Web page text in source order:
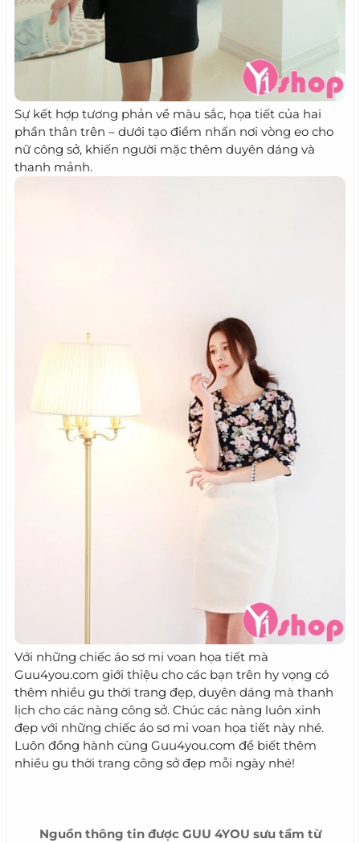
Sự kết hợp tương phản về màu sắc, họa tiết của hai
phần thân trên – dưới tạo điểm nhấn nơi vòng eo cho
nữ công sở, khiến người mặc thêm duyên dáng và
thanh mảnh.
Với những chiếc áo sơ mi voan họa tiết mà
Guu4you.com giới thiệu cho các bạn trên hy vọng có
thêm nhiều gu thời trang đẹp, duyên dáng mà thanh
lịch cho các nàng công sở. Chúc các nàng luôn xinh
đẹp với những chiếc áo sơ mi voan họa tiết này nhé.
Luôn đồng hành cùng Guu4you.com để biết thêm
nhiều gu thời trang công sở đẹp mỗi ngày nhé!
Nguồn thông tin được GUU 4YOU sưu tầm từ